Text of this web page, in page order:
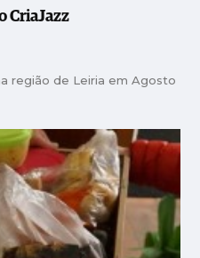
CriaJazz
região de Leiria em Agosto